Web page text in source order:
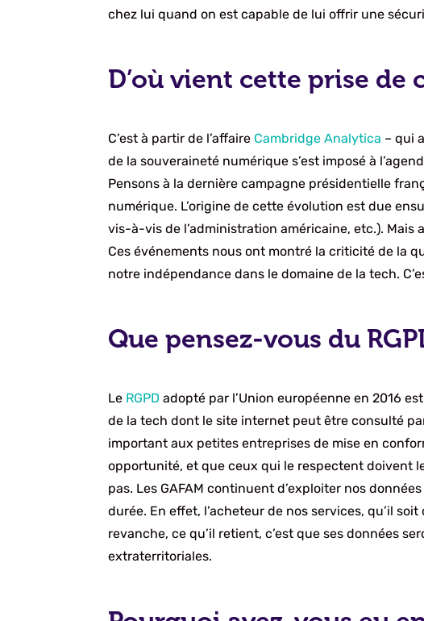
chez lui quand on est capable de lui offrir une
D’où vient cette prise
C’est à partir de l’affaire Cambridge Analytica – qui
de la souveraineté numérique s’est imposé à
Pensons à la dernière campagne présidentielle
numérique. L’origine de cette évolution est due
vis-à-vis de l’administration américaine, etc.). Mais
Ces événements nous ont montré la criticité de la
notre indépendance dans le domaine de la tech.
Que pensez-vous du
Le RGPD adopté par l’Union européenne en 2016
de la tech dont le site internet peut être consulté
important aux petites entreprises de mise en
opportunité, et que ceux qui le respectent doivent
pas. Les GAFAM continuent d’exploiter nos
durée. En effet, l’acheteur de nos services, qu’il
revanche, ce qu’il retient, c’est que ses données
extraterritoriales.